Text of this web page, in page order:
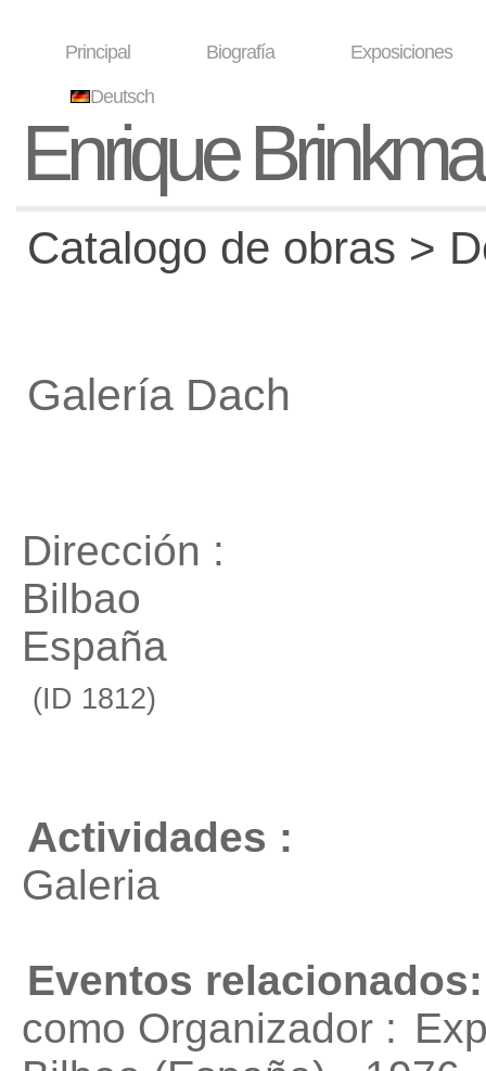
Principal Biografía Exposiciones
Deutsch
Enrique
Catalogo de obras >
Galería Dach
Dirección :
Bilbao
España
(ID 1812)
Actividades :
Galeria
Eventos relacionados:
como Organizador :